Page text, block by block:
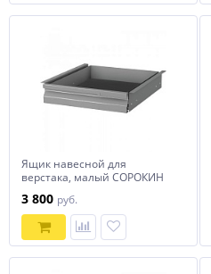
Ящик навесной для
верстака, малый СОРОКИН
3 800 руб.